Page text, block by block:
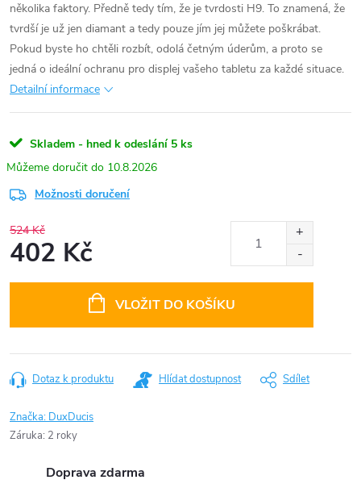
několika faktory. Předně tedy tím, že je tvrdosti H9. To znamená, že
tvrdší je už jen diamant a tedy pouze jím jej můžete poškrábat.
Pokud byste ho chtěli rozbít, odolá četným úderům, a proto se
jedná o ideální ochranu pro displej vašeho tabletu za každé situace.
Detailní informace
Skladem - hned k odeslání 5 ks
10.8.2026
Možnosti doručení
524 Kč
402 Kč
VLOŽIT DO KOŠÍKU
Dotaz k produktu Hlídat dostupnost Sdílet
Značka: DuxDucis
Záruka: 2 roky
Doprava zdarma